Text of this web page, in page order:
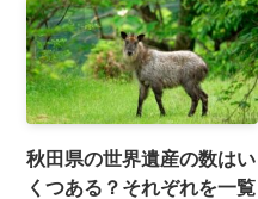
秋田県の世界遺産の数はい
くつある？それぞれを一覧